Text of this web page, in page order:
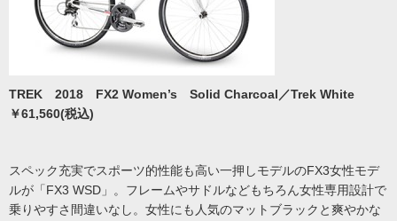
TREK 2018 FX2 Women’s Solid Charcoal／Trek White
￥61,560(税込)
スペック充実でスポーツ的性能も高い一押しモデルのFX3女性モデ
ルが「FX3 WSD」。フレームやサドルなどもちろん女性専用設計で
乗りやすさ間違いなし。女性にも人気のマットブラックと爽やかな